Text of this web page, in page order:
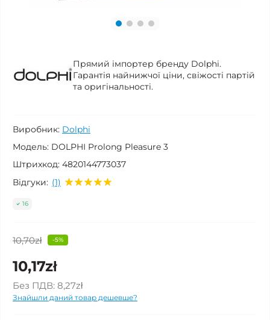
Прямий імпортер бренду Dolphi.
Гарантія найнижчої ціни, свіжості партій
та оригінальності.
Виробник: Dolphi
Модель: DOLPHI Prolong Pleasure 3
Штрихкод: 4820144773037
Відгуки: (1)
16
10,70zł -5%
10,17zł
Без ПДВ: 8,27zł
Знайшли даний товар дешевше?